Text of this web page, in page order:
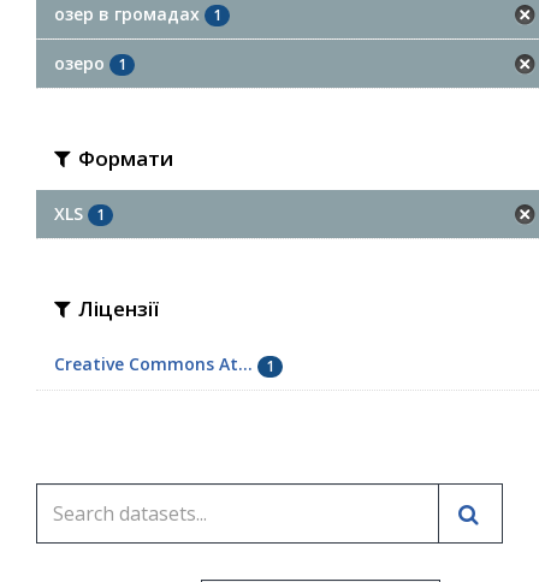
озер в громадах 1
озеро 1
Формати
XLS 1
Ліцензії
Creative Commons At... 1